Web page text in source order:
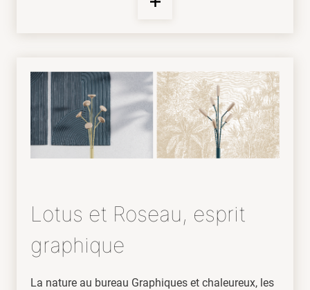
Lotus et Roseau, esprit
graphique
La nature au bureau Graphiques et chaleureux, les